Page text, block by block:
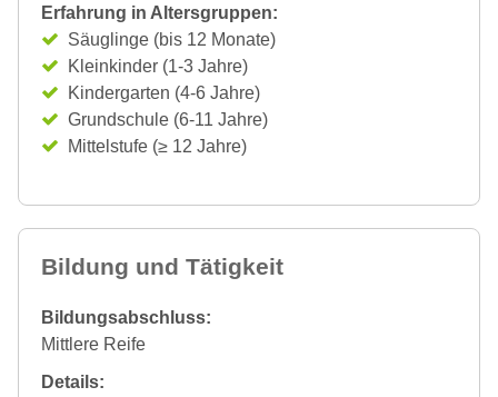
Erfahrung in Altersgruppen:
Säuglinge (bis 12 Monate)
Kleinkinder (1-3 Jahre)
Kindergarten (4-6 Jahre)
Grundschule (6-11 Jahre)
Mittelstufe (≥ 12 Jahre)
Bildung und Tätigkeit
Bildungsabschluss:
Mittlere Reife
Details: